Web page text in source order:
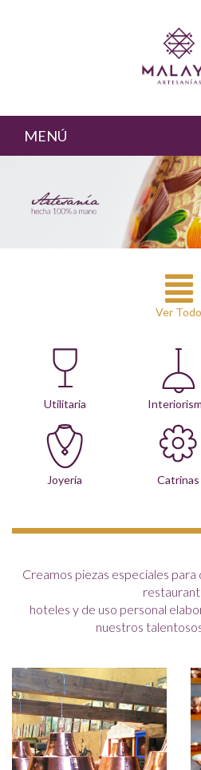
MENÚ
Ver Todo
Utilitaria
Joyería Catrinas
Creamos piezas especiales
hoteles y de uso personal
nuestros